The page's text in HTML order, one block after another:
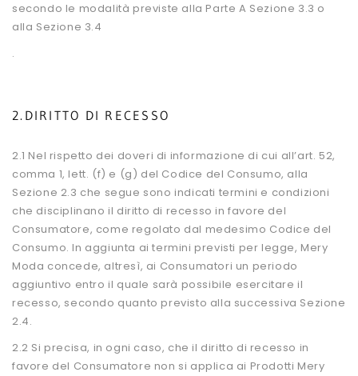
secondo le modalità previste alla Parte A Sezione 3.3 o
alla Sezione 3.4
.
2.DIRITTO DI RECESSO
2.1 Nel rispetto dei doveri di informazione di cui all’art. 52,
comma 1, lett. (f) e (g) del Codice del Consumo, alla
Sezione 2.3 che segue sono indicati termini e condizioni
che disciplinano il diritto di recesso in favore del
Consumatore, come regolato dal medesimo Codice del
Consumo. In aggiunta ai termini previsti per legge, Mery
Moda concede, altresì, ai Consumatori un periodo
aggiuntivo entro il quale sarà possibile esercitare il
recesso, secondo quanto previsto alla successiva Sezione
2.4.
2.2 Si precisa, in ogni caso, che il diritto di recesso in
favore del Consumatore non si applica ai Prodotti Mery